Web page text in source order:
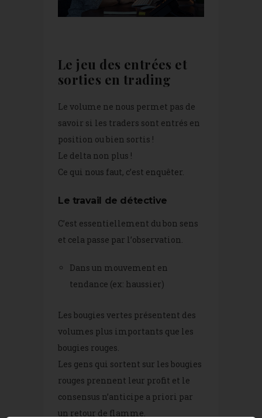
Le jeu des entrées et
sorties en trading
Le volume ne nous permet pas de
savoir si les traders sont entrés en
position ou bien sortis !
Le delta non plus !
Ce qui nous faut, c’est enquêter.
Le travail de détective
C’est essentiellement du bon sens
et cela passe par l’observation.
Dans un mouvement en
tendance (ex: haussier)
Les bougies vertes présentent des
volumes plus importants que les
bougies rouges.
Les gens qui sortent sur les bougies
rouges prennent leur profit et le
consensus n’anticipe a priori par
un retour de flamme.